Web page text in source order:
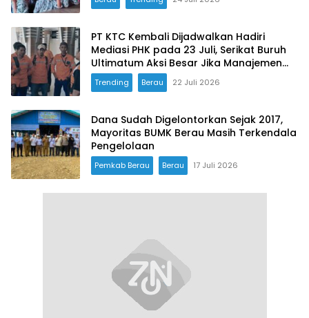
PT KTC Kembali Dijadwalkan Hadiri
Mediasi PHK pada 23 Juli, Serikat Buruh
Ultimatum Aksi Besar Jika Manajemen
Mangkir Lagi
Trending Berau 22 Juli 2026
Dana Sudah Digelontorkan Sejak 2017,
Mayoritas BUMK Berau Masih Terkendala
Pengelolaan
Pemkab Berau Berau 17 Juli 2026